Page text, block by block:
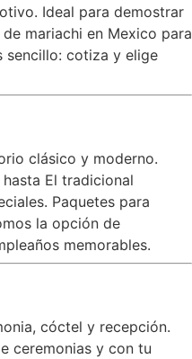
Ideal para demostrar
mariachi en Mexico para
sencillo: cotiza y elige
clásico y moderno.
El tradicional
Paquetes para
la opción de
memorables.
cóctel y recepción.
ceremonias y con tu